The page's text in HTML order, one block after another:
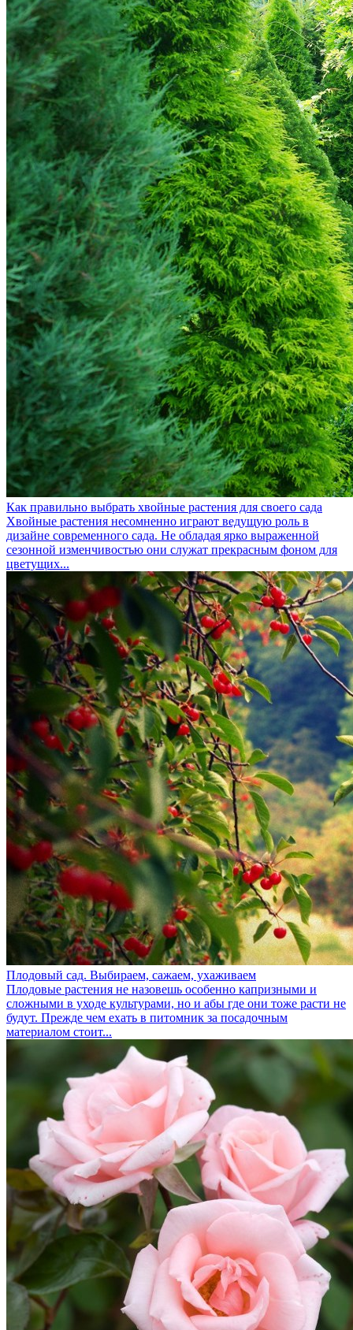
Как правильно выбрать хвойные растения для своего сада
Хвойные растения несомненно играют ведущую роль в
дизайне современного сада. Не обладая ярко выраженной
сезонной изменчивостью они служат прекрасным фоном для
цветущих...
Плодовый сад. Выбираем, сажаем, ухаживаем
Плодовые растения не назовешь особенно капризными и
сложными в уходе культурами, но и абы где они тоже расти не
будут. Прежде чем ехать в питомник за посадочным
материалом стоит...